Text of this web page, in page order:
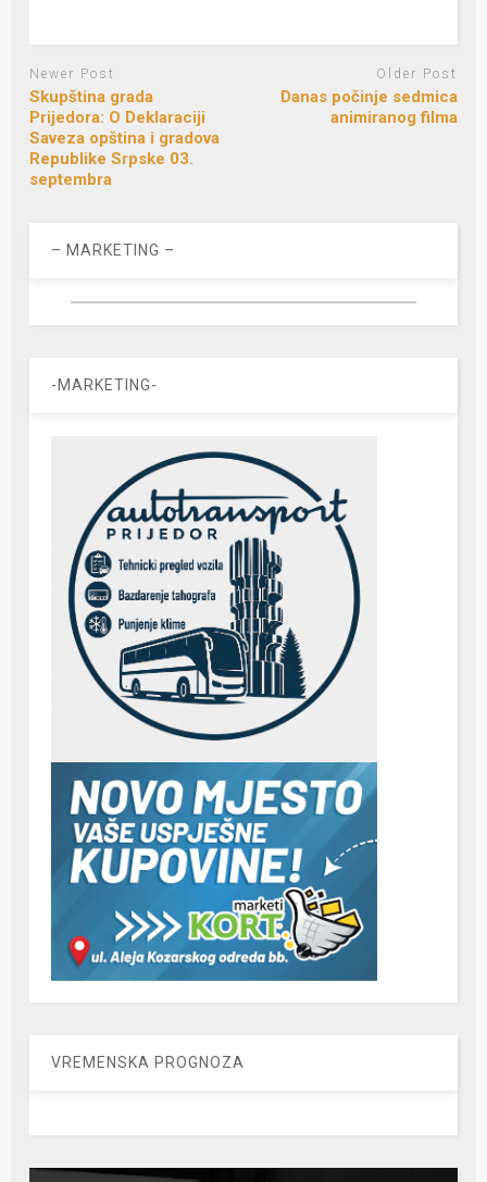
Newer Post
Skupština grada
Prijedora: O Deklaraciji
Saveza opština i gradova
Republike Srpske 03.
septembra
Older Post
Danas počinje sedmica
animiranog filma
– MARKETING –
-MARKETING-
VREMENSKA PROGNOZA